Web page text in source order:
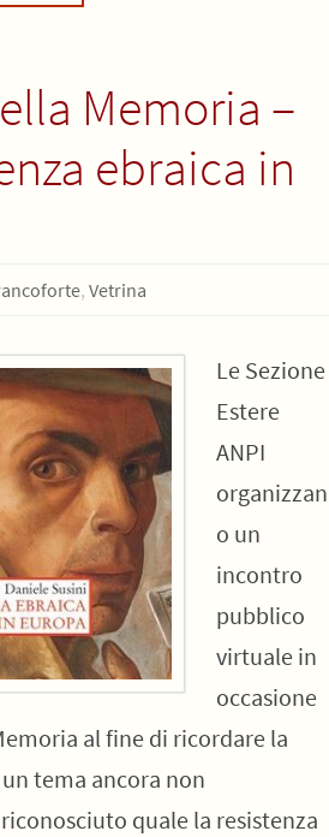
Memoria –
ebraica in
,Vetrina
Le Sezione
Estere
ANPI
organizzan
o un
incontro
pubblico
virtuale in
occasione
al fine di ricordare la
tema ancora non
quale la resistenza